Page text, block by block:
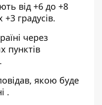
від +6 до +8
градусів.
через
пунктів
.
якою буде
.